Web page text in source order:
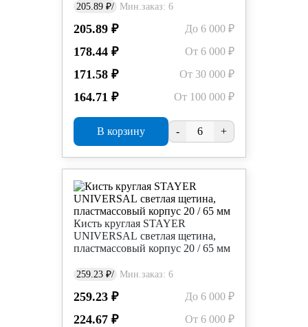
205.89 ₽/ Мин.заказ: 6
205.89 ₽ До 6 000 ₽
178.44 ₽ От 6 000 ₽
171.58 ₽ От 30 000 ₽
164.71 ₽ От 100 000 ₽
В корзину - +
Кисть круглая STAYER
UNIVERSAL светлая щетина,
пластмассовый корпус 20 / 65 мм
259.23 ₽/ Мин.заказ: 6
259.23 ₽ До 6 000 ₽
224.67 ₽ От 6 000 ₽